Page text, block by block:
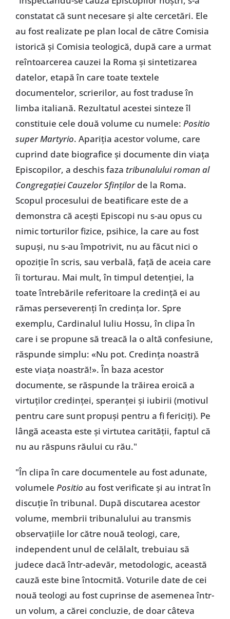
constatat că sunt necesare și alte cercetări. Ele
au fost realizate pe plan local de către Comisia
istorică și Comisia teologică, după care a urmat
reîntoarcerea cauzei la Roma și sintetizarea
datelor, etapă în care toate textele
documentelor, scrierilor, au fost traduse în
limba italiană. Rezultatul acestei sinteze îl
constituie cele două volume cu numele: Positio
super Martyrio. Apariția acestor volume, care
cuprind date biografice și documente din viața
Episcopilor, a deschis faza tribunalului roman al
Congregației Cauzelor Sfințilorde la Roma.
Scopul procesului de beatificare este de a
demonstra că acești Episcopi nu s-au opus cu
nimic torturilor fizice, psihice, la care au fost
supuși, nu s-au împotrivit, nu au făcut nici o
opoziție în scris, sau verbală, față de aceia care
îi torturau. Mai mult, în timpul detenției, la
toate întrebările referitoare la credință ei au
rămas perseverenți în credința lor. Spre
exemplu, Cardinalul Iuliu Hossu, în clipa în
care i se propune să treacă la o altă confesiune,
răspunde simplu: «Nu pot. Credința noastră
este viața noastră!». În baza acestor
documente, se răspunde la trăirea eroică a
virtuților credinței, speranței și iubirii (motivul
pentru care sunt propuși pentru a fi fericiți). Pe
lângă aceasta este și virtutea carității, faptul că
nu au răspuns răului cu rău."
"În clipa în care documentele au fost adunate,
volumele Positio au fost verificate și au intrat în
discuție în tribunal. După discutarea acestor
volume, membrii tribunalului au transmis
observațiile lor către nouă teologi, care,
independent unul de celălalt, trebuiau să
judece dacă într-adevăr, metodologic, această
cauză este bine întocmită. Voturile date de cei
nouă teologi au fost cuprinse de asemenea într-
un volum, a cărei concluzie, de doar câteva